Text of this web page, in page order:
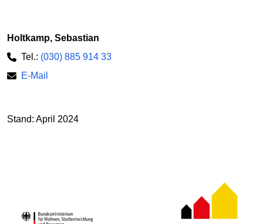
Holtkamp, Sebastian
Tel.: (030) 885 914 33
E-Mail
Stand: April 2024